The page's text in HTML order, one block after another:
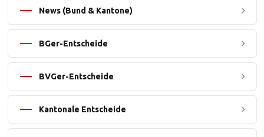
News (Bund & Kantone)
BGer-Entscheide
BVGer-Entscheide
Kantonale Entscheide